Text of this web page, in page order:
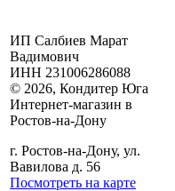
ИП Салбиев Марат
Вадимович
ИНН 231006286088
© 2026, Кондитер Юга
Интернет-магазин в
Ростов-на-Дону
г. Ростов-на-Дону, ул.
Вавилова д. 56
Посмотреть на карте